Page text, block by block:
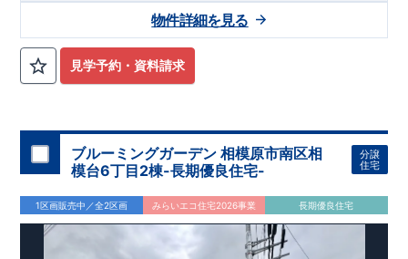
インクローゼットを設置。衣類や季節用品、趣味の道具までし
っかり収納でき、居室空間を広く美しく保てます。家族それぞ
れの「しまう場所」が確保された、整理整頓しやすい間取りで
す。
③ 随所に収納を配置した、暮らしやすさ重視の住空間
ーや各所の収納スペースなど、日常使いを考えた収納計画。
丘三丁目」まで徒歩6分
JR相模線 「上溝」駅まで徒歩23 分 ◇ロケーション◇
・相模原市立陽光台小学校 徒歩 分​
・相模原市立緑が丘中学校 徒歩
12分​
・グルメシティ光が丘店 徒歩10分
・ファミリーマート相模原陽光台五丁目店 徒歩5分
◇ブルーミングガーデンのこだわり◇ 【全棟自社一貫体制】
・誰が、何をしたか。が明確だからこそ、お客様の安心に繋が
見学予約・資料請求
物件詳細を見る
ブルーミングガーデン 相模原市南区相
模台6丁目2棟-長期優良住宅-
分譲
住宅
1区画販売中／全2区画 みらいエコ住宅2026事業 長期優良住宅